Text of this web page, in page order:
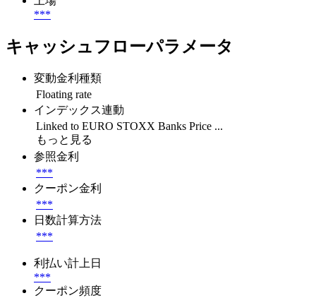
***
キャッシュフローパラメータ
変動金利種類
Floating rate
インデックス連動
Linked to EURO STOXX Banks Price ...
もっと見る
参照金利
***
クーポン金利
***
日数計算方法
***
利払い計上日
***
クーポン頻度